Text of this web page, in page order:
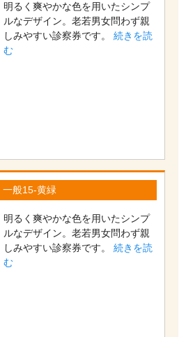
明るく爽やかな色を用いたシンプ
ルなデザイン。老若男女問わず親
しみやすい診察券です。続きを読
む
一般15-黄緑
明るく爽やかな色を用いたシンプ
ルなデザイン。老若男女問わず親
しみやすい診察券です。続きを読
む